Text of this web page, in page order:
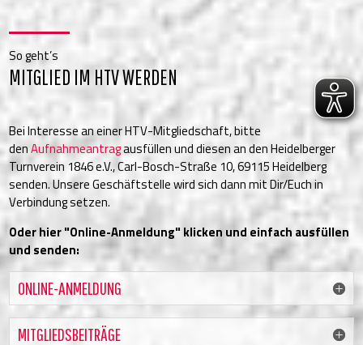
So geht’s
MITGLIED IM HTV WERDEN
Bei Interesse an einer HTV-Mitgliedschaft, bitte
denAufnahmeantragausfüllen und diesen an den Heidelberger
Turnverein 1846 e.V., Carl-Bosch-Straße 10, 69115 Heidelberg
senden. Unsere Geschäftstelle wird sich dann mit Dir/Euch in
Verbindung setzen.
Oder hier "Online-Anmeldung" klicken und einfach ausfüllen
und senden:
ONLINE-ANMELDUNG
MITGLIEDSBEITRÄGE